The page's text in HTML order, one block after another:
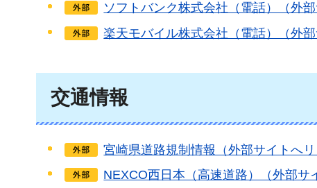
ソフトバンク株式会社（電話）（外部
楽天モバイル株式会社（電話）（外部
交通情報
宮崎県道路規制情報（外部サイトへリ
NEXCO西日本（高速道路）（外部サ